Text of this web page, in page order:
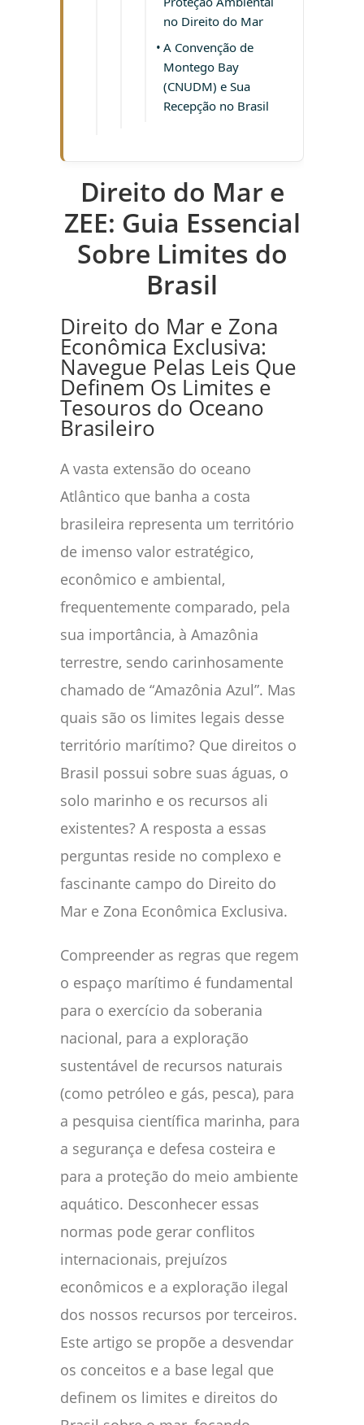
no Direito do Mar
A Convenção de
Montego Bay
(CNUDM) e Sua
Recepção no Brasil
Direito do Mar e
ZEE: Guia Essencial
Sobre Limites do
Brasil
Direito do Mar e Zona
Econômica Exclusiva:
Navegue Pelas Leis Que
Definem Os Limites e
Tesouros do Oceano
Brasileiro
A vasta extensão do oceano
Atlântico que banha a costa
brasileira representa um território
de imenso valor estratégico,
econômico e ambiental,
frequentemente comparado, pela
sua importância, à Amazônia
terrestre, sendo carinhosamente
chamado de “Amazônia Azul”. Mas
quais são os limites legais desse
território marítimo? Que direitos o
Brasil possui sobre suas águas, o
solo marinho e os recursos ali
existentes? A resposta a essas
perguntas reside no complexo e
fascinante campo do Direito do
Mar e Zona Econômica Exclusiva.
Compreender as regras que regem
o espaço marítimo é fundamental
para o exercício da soberania
nacional, para a exploração
sustentável de recursos naturais
(como petróleo e gás, pesca), para
a pesquisa científica marinha, para
a segurança e defesa costeira e
para a proteção do meio ambiente
aquático. Desconhecer essas
normas pode gerar conflitos
internacionais, prejuízos
econômicos e a exploração ilegal
dos nossos recursos por terceiros.
Este artigo se propõe a desvendar
os conceitos e a base legal que
definem os limites e direitos do